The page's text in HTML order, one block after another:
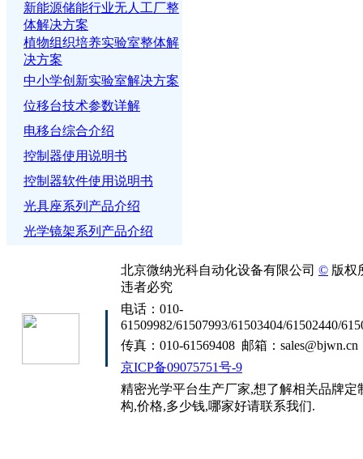
新能源储能行业无人工厂整
体解决方案
植物组织培养实验室整体解
决方案
中小学创新实验室解决方案
位移台技术参数详解
电移台综合介绍
控制器使用说明书
控制器软件使用说明书
光具座系列产品介绍
光学镜架系列产品介绍
北京微纳光科自动化设备有限公司 © 版权
违者必究
电话：010-
61509982/61507993/61503404/61502440/
传真：010-61569408 邮箱：sales@bjwn.cn
京ICP备09075751号-9
精密光学平台生产厂家,想了解相关品牌定
构,价格,多少钱,哪家好请联系我们.